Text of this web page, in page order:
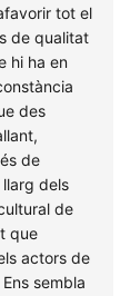
tot el
de qualitat
hi ha en
des
de
dels
de
que
actors de
sembla